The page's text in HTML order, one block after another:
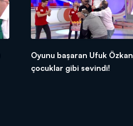
Oyunu başaran Ufuk Özkan
çocuklar gibi sevindi!